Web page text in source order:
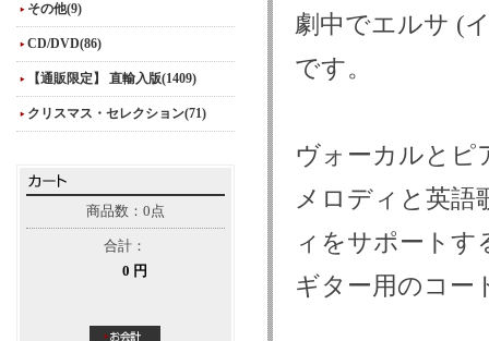
その他(9)
CD/DVD(86)
【通販限定】 直輸入版(1409)
クリスマス・セレクション(71)
商品数：0点
合計：
0 円
劇中でエルサ (
です。
ヴォーカルとピ
メロディと英語
ィをサポートす
ギター用のコー